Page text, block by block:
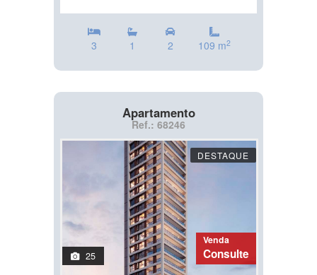
3 1 2 109 m2
Apartamento
Ref.: 68246
DESTAQUE
25
Venda
Consulte